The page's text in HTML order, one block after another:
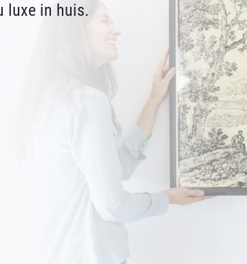
luxe in huis.